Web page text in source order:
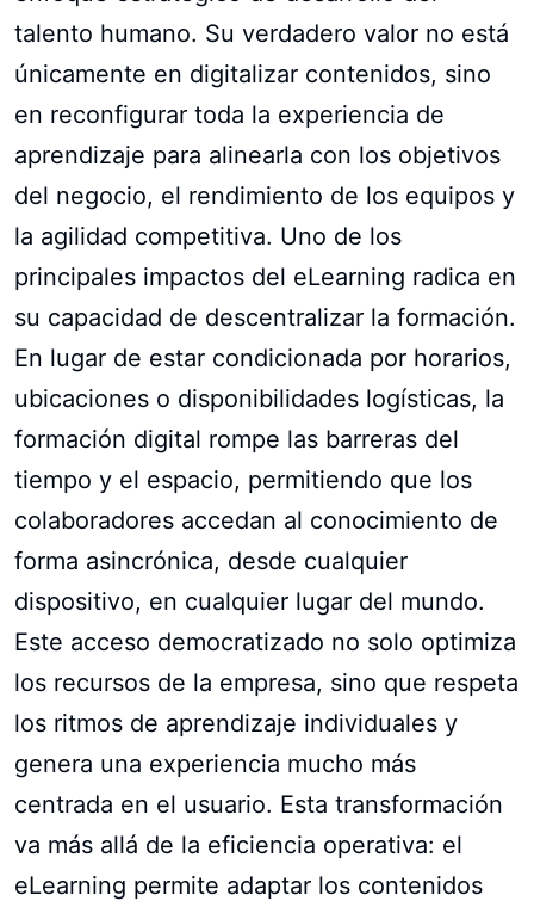
talento humano. Su verdadero valor no está
únicamente en digitalizar contenidos, sino
en reconfigurar toda la experiencia de
aprendizaje para alinearla con los objetivos
del negocio, el rendimiento de los equipos y
la agilidad competitiva. Uno de los
principales impactos del eLearning radica en
su capacidad de descentralizar la formación.
En lugar de estar condicionada por horarios,
ubicaciones o disponibilidades logísticas, la
formación digital rompe las barreras del
tiempo y el espacio, permitiendo que los
colaboradores accedan al conocimiento de
forma asincrónica, desde cualquier
dispositivo, en cualquier lugar del mundo.
Este acceso democratizado no solo optimiza
los recursos de la empresa, sino que respeta
los ritmos de aprendizaje individuales y
genera una experiencia mucho más
centrada en el usuario. Esta transformación
va más allá de la eficiencia operativa: el
eLearning permite adaptar los contenidos